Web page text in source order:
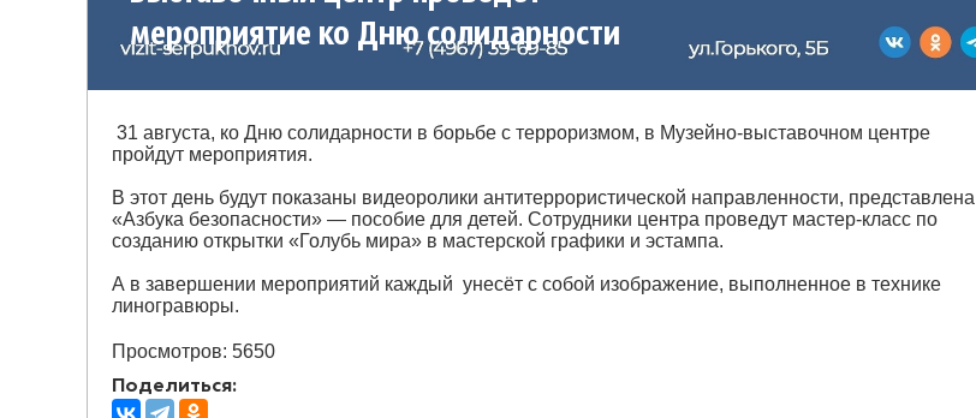
мероприятие ко Дню солидарности
31 августа, ко Дню солидарности в борьбе с терроризмом, в Музейно-выставочном центре
пройдут мероприятия.
В этот день будут показаны видеоролики антитеррористической направленности, представлена
«Азбука безопасности» — пособие для детей. Сотрудники центра проведут мастер-класс по
созданию открытки «Голубь мира» в мастерской графики и эстампа.
А в завершении мероприятий каждый унесёт с собой изображение, выполненное в технике
линогравюры.
Просмотров: 5650
Поделиться: